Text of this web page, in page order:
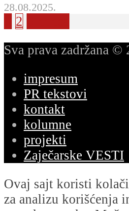
28.08.2025.
2
Sva prava zadržana ©
impresum
PR tekstovi
kontakt
kolumne
projekti
Zaječarske VESTI
Ovaj sajt koristi
za analizu korišćenja